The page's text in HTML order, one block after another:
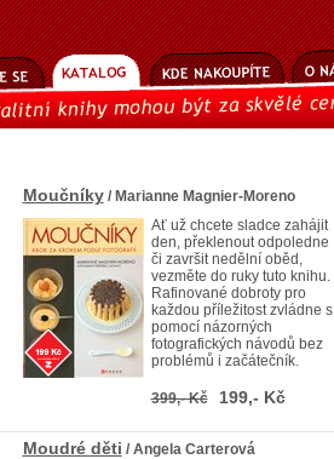
Moučníky/ Marianne Magnier-Moreno
Ať už chcete sladce zahájit
den, překlenout odpoledne
či završit nedělní oběd,
vezměte do ruky tuto knihu.
Rafinované dobroty pro
každou příležitost zvládne s
pomocí názorných
fotografických návodů bez
problémů i začátečník.
399,- Kč 199,- Kč
Moudré děti / Angela Carterová